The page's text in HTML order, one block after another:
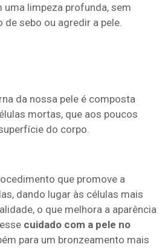
uma limpeza profunda, sem
sebo ou agredir a pele.
da nossa pele é composta
mortas, que aos poucos
do corpo.
que promove a
dando lugar às células mais
o que melhora a aparência
cuidado com a pele no
para um bronzeamento mais